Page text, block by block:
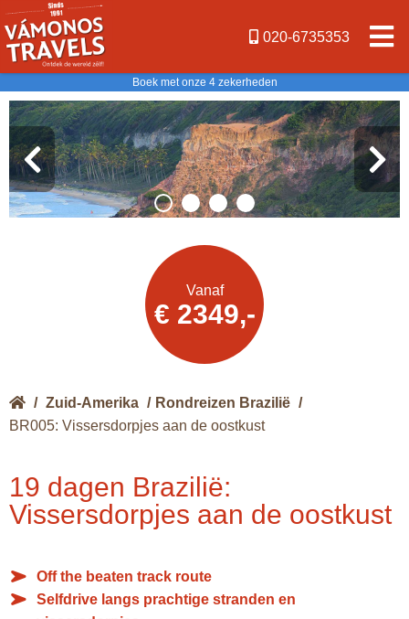
020-6735353
Boek met onze 4 zekerheden
Vanaf
€ 2349,-
/ Zuid-Amerika / Rondreizen Brazilië /
BR005: Vissersdorpjes aan de oostkust
19 dagen Brazilië:
Vissersdorpjes aan de oostkust
Off the beaten track route
Selfdrive langs prachtige stranden en